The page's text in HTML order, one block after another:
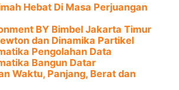
Hebat Di Masa Perjuangan
BY Bimbel Jakarta Timur
dan Dinamika Partikel
Pengolahan Data
Bangun Datar
Waktu, Panjang, Berat dan